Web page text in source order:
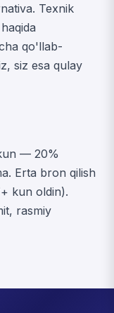
Texnik
qo'llab-
siz esa qulay
— 20%
Erta bron qilish
kun oldin).
rasmiy